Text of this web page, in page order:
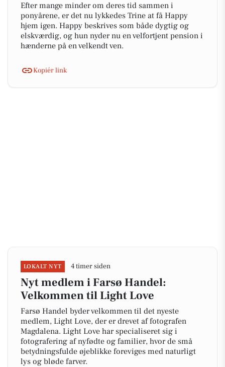
Efter mange minder om deres tid sammen i
ponyårene, er det nu lykkedes Trine at få Happy
hjem igen. Happy beskrives som både dygtig og
elskværdig, og hun nyder nu en velfortjent pension i
hænderne på en velkendt ven.
Kopiér link
LOKALT NYT 4 timer siden
Nyt medlem i Farsø Handel:
Velkommen til Light Love
Farsø Handel byder velkommen til det nyeste
medlem, Light Love, der er drevet af fotografen
Magdalena. Light Love har specialiseret sig i
fotografering af nyfødte og familier, hvor de små
betydningsfulde øjeblikke foreviges med naturligt
lys og bløde farver.